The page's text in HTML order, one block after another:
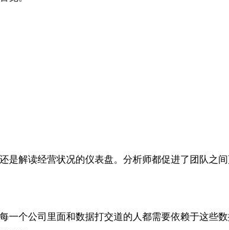
解读经营状况的仪表盘。分析师都促进了团队之间
个公司里面和数据打交道的人都需要依赖于这些数